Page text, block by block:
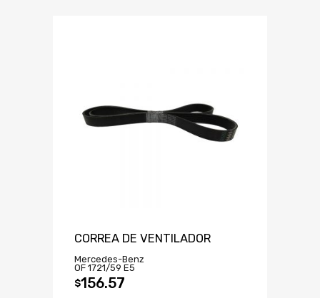
CORREA DE VENTILADOR
Mercedes-Benz
OF 1721/59 E5
$156.57